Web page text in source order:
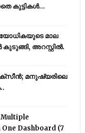
കുട്ടികൾ...
മാല
കുടുങ്ങി, അറസ്റ്റില്‍.
മനുഷ്യരിലെ
Multiple
Dashboard (7